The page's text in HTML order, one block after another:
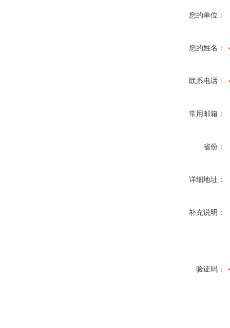
您的单位：
您的姓名：
联系电话：
常用邮箱：
省份：
详细地址：
补充说明：
验证码：